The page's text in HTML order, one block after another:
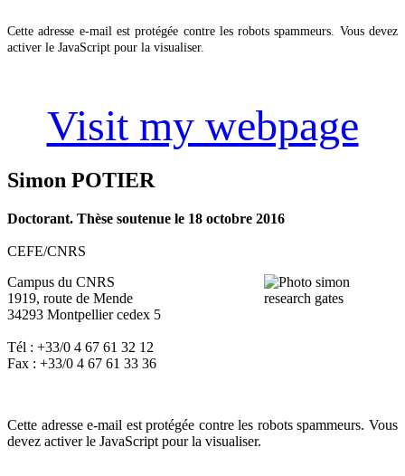
Cette adresse e-mail est protégée contre les robots spammeurs. Vous devez
activer le JavaScript pour la visualiser.
Visit my webpage
Simon POTIER
Doctorant. Thèse soutenue le 18 octobre 2016
CEFE/CNRS
Campus du CNRS
1919, route de Mende
34293 Montpellier cedex 5
Tél : +33/0 4 67 61 32 12
Fax : +33/0 4 67 61 33 36
Cette adresse e-mail est protégée contre les robots spammeurs. Vous
devez activer le JavaScript pour la visualiser.